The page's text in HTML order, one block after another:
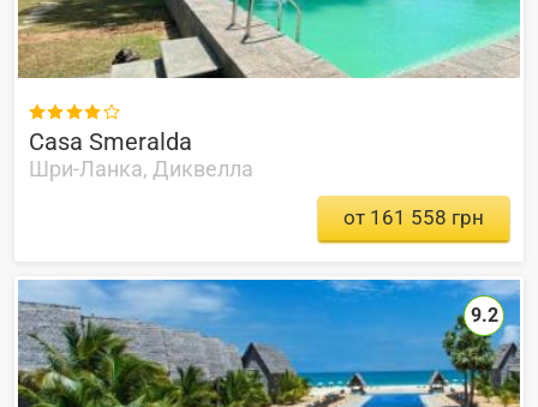

Casa Smeralda
Шри-Ланка, Диквелла
от 161 558 грн
9.2